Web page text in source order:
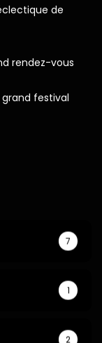
de
rendez-vous
festival
7
1
2